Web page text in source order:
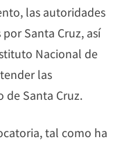
las autoridades
Santa Cruz, así
Nacional de
las
de Santa Cruz.
tal como ha